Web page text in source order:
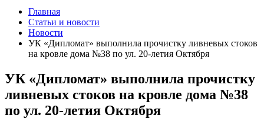
Главная
Статьи и новости
Новости
УК «Дипломат» выполнила прочистку ливневых стоков
на кровле дома №38 по ул. 20-летия Октября
УК «Дипломат» выполнила прочистку
ливневых стоков на кровле дома №38
по ул. 20-летия Октября